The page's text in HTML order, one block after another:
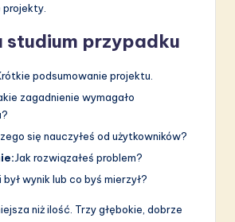
studium przypadku
podsumowanie projektu.
zagadnienie wymagało
się nauczyłeś od użytkowników?
Jak rozwiązałeś problem?
był wynik lub co byś mierzył?
niż ilość. Trzy głębokie, dobrze